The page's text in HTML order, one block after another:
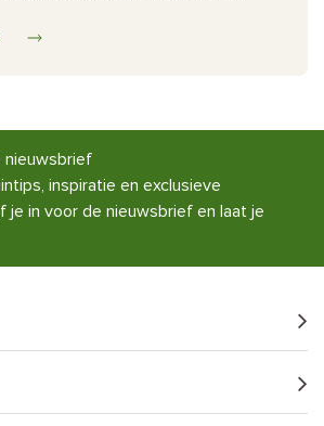
nieuwsbrief
inspiratie en exclusieve
je in voor de nieuwsbrief en laat je